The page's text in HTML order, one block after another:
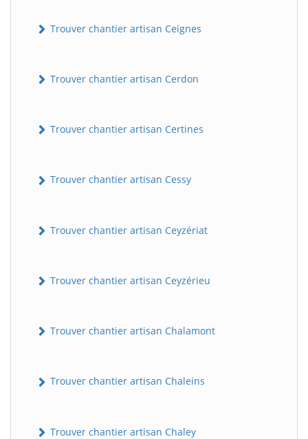
Trouver chantier artisan Ceignes
Trouver chantier artisan Cerdon
Trouver chantier artisan Certines
Trouver chantier artisan Cessy
Trouver chantier artisan Ceyzériat
Trouver chantier artisan Ceyzérieu
Trouver chantier artisan Chalamont
Trouver chantier artisan Chaleins
Trouver chantier artisan Chaley